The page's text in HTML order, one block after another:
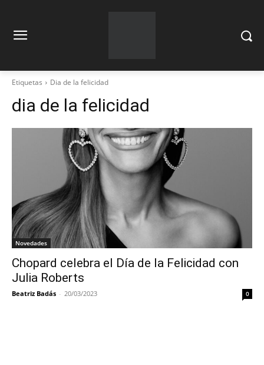
Etiquetas Dia de la felicidad
dia de la felicidad
Novedades
Chopard celebra el Día de la Felicidad con
Julia Roberts
Beatriz Badás - 20/03/2023 0